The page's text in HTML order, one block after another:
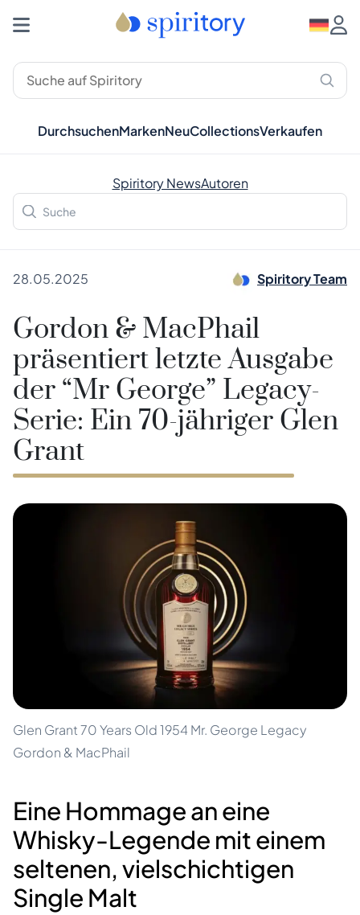
DurchsuchenMarkenNeuCollectionsVerkaufen
Spiritory NewsAutoren
28.05.2025 Spiritory Team
Gordon & MacPhail
präsentiert letzte Ausgabe
der “Mr George” Legacy-
Serie: Ein 70-jähriger Glen
Grant
Glen Grant 70 Years Old 1954 Mr. George Legacy
Gordon & MacPhail
Eine Hommage an eine
Whisky-Legende mit einem
seltenen, vielschichtigen
Single Malt